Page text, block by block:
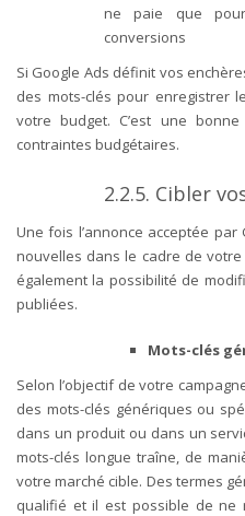
ne paie que
conversions
Si Google Ads définit vos
des mots-clés pour enregistrer
votre budget. C’est une
contraintes budgétaires.
2.2.5. Cibler
Une fois l’annonce acceptée
nouvelles dans le cadre de
également la possibilité de
publiées.
Mots-clés
Selon l’objectif de votre
des mots-clés génériques ou
dans un produit ou dans un
mots-clés longue traîne, de
votre marché cible. Des termes
qualifié et il est possible de ne